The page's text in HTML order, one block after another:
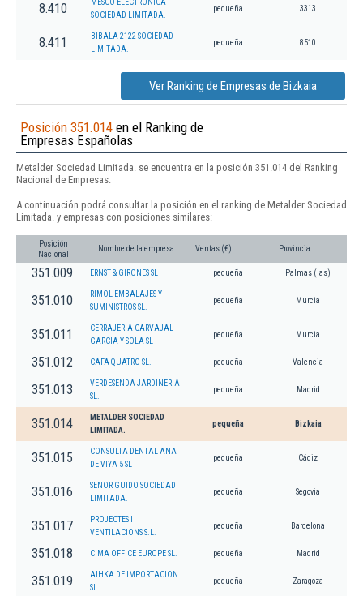
8.410
MESCO ELECTRONICA
SOCIEDAD LIMITADA.
pequeña 3313
8.411
BIBALA 2122 SOCIEDAD
LIMITADA.
pequeña 8510
Ver Ranking de Empresas de Bizkaia
Posición 351.014 en el Ranking de
Empresas Españolas
Metalder Sociedad Limitada. se encuentra en la posición 351.014 del Ranking
Nacional de Empresas.
A continuación podrá consultar la posición en el ranking de Metalder Sociedad
Limitada. y empresas con posiciones similares:
Posición
Nacional
Nombre de la empresa Ventas (€) Provincia
351.009 ERNST & GIRONES SL pequeña Palmas (las)
351.010
RIMOL EMBALAJES Y
SUMINISTROS SL.
pequeña Murcia
351.011
CERRAJERIA CARVAJAL
GARCIA Y SOLA SL
pequeña Murcia
351.012 CAFA QUATRO SL. pequeña Valencia
351.013
VERDESENDA JARDINERIA
SL.
pequeña Madrid
351.014
METALDER SOCIEDAD
LIMITADA.
pequeña Bizkaia
351.015
CONSULTA DENTAL ANA
DE VIYA 5 SL
pequeña Cádiz
351.016
SENOR GUIDO SOCIEDAD
LIMITADA.
pequeña Segovia
351.017
PROJECTES I
VENTILACIONS S.L.
pequeña Barcelona
351.018 CIMA OFFICE EUROPE SL. pequeña Madrid
351.019
AIHKA DE IMPORTACION
SL
pequeña Zaragoza